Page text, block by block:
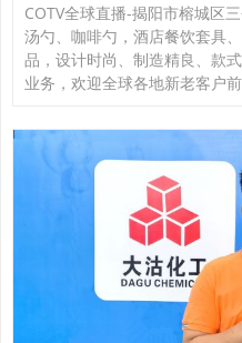
COTV全球直播-揭阳市榕城区
汤勺、咖啡勺，酒店餐饮套具
品，设计时尚、制造精良、款
业务，欢迎全球各地新老客户